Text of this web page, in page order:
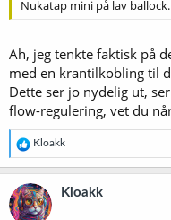
Nukatap mini på lav ballock.
Ah, jeg tenkte faktisk på
med en krantilkobling til
Dette ser jo nydelig ut,
flow-regulering, vet du
R
e
a
k
s
j
Kloakk
Kloakk